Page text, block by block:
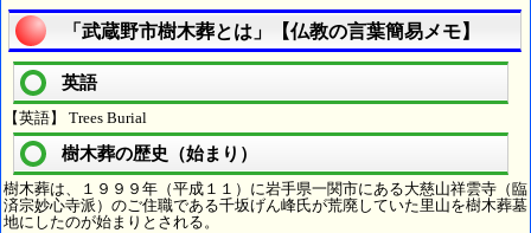
「武蔵野市樹木葬とは」【仏教の言葉簡易メモ】
英語
【英語】 Trees Burial
樹木葬の歴史（始まり）
樹木葬は、１９９９年（平成１１）に岩手県一関市にある大慈山祥雲寺（臨
済宗妙心寺派）のご住職である千坂げん峰氏が荒廃していた里山を樹木葬墓
地にしたのが始まりとされる。